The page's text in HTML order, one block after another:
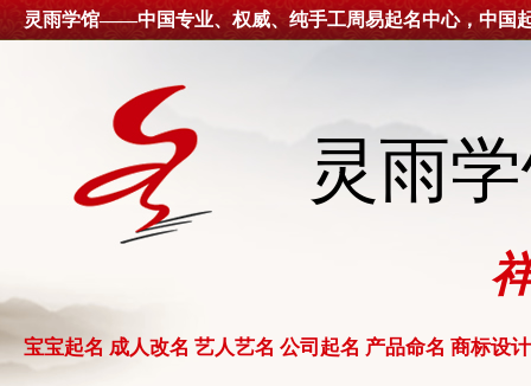
灵雨学馆——中国专业、权威、纯手工周易起名中心，中国
灵雨
宝宝起名 成人改名 艺人艺名 公司起名 产品命名 商标设计